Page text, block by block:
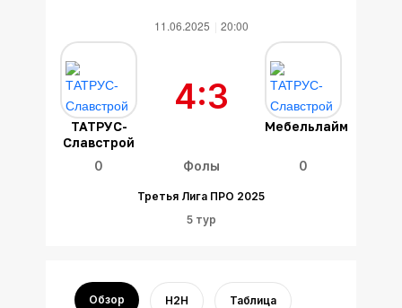
11.06.2025 20:00
ТАТРУС-
Славстрой
Мебельлайм
4:3
Третья Лига ПРО 2025
5 тур
Фолы
0 0
Обзор H2H Таблица